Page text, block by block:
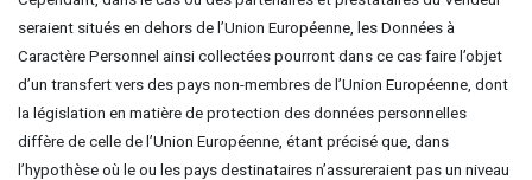
seraient situés en dehors de l’Union Européenne, les Données à
Caractère Personnel ainsi collectées pourront dans ce cas faire l’objet
d’un transfert vers des pays non-membres de l’Union Européenne, dont
la législation en matière de protection des données personnelles
diffère de celle de l’Union Européenne, étant précisé que, dans
l’hypothèse où le ou les pays destinataires n’assureraient pas un niveau